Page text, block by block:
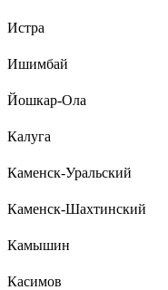
Истра
Ишимбай
Йошкар-Ола
Калуга
Каменск-Уральский
Каменск-Шахтинский
Камышин
Касимов